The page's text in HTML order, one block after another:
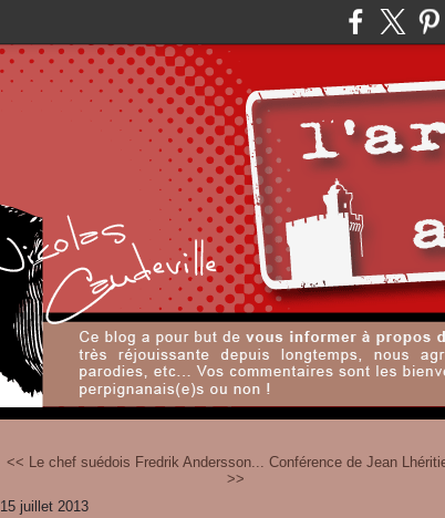
<< Le chef suédois Fredrik Andersson... Conférence de Jean
>>
15 juillet 2013